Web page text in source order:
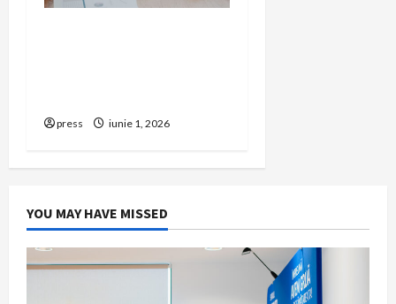
press iunie 1, 2026
YOU MAY HAVE MISSED